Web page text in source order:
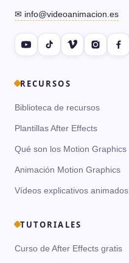
✉ info@videoanimacion.es
RECURSOS
Biblioteca de recursos
Plantillas After Effects
Qué son los Motion Graphics
Animación Motion Graphics
Vídeos explicativos animados
TUTORIALES
Curso de After Effects gratis